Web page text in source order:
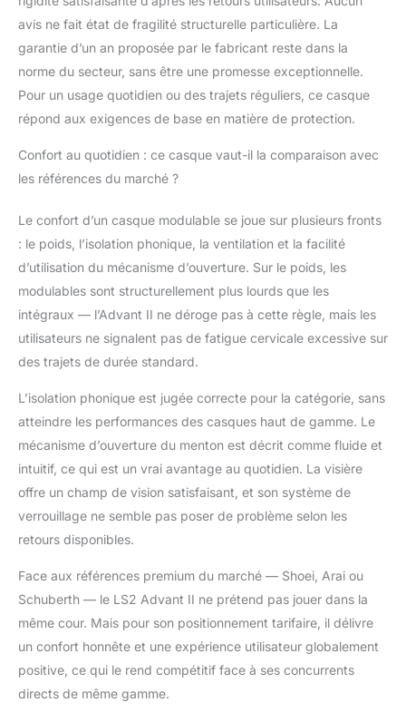
avis ne fait état de fragilité structurelle particulière. La
garantie d’un an proposée par le fabricant reste dans la
norme du secteur, sans être une promesse exceptionnelle.
Pour un usage quotidien ou des trajets réguliers, ce casque
répond aux exigences de base en matière de protection.
Confort au quotidien : ce casque vaut-il la comparaison avec
les références du marché ?
Le confort d’un casque modulable se joue sur plusieurs fronts
: le poids, l’isolation phonique, la ventilation et la facilité
d’utilisation du mécanisme d’ouverture. Sur le poids, les
modulables sont structurellement plus lourds que les
intégraux — l’Advant II ne déroge pas à cette règle, mais les
utilisateurs ne signalent pas de fatigue cervicale excessive sur
des trajets de durée standard.
L’isolation phonique est jugée correcte pour la catégorie, sans
atteindre les performances des casques haut de gamme. Le
mécanisme d’ouverture du menton est décrit comme fluide et
intuitif, ce qui est un vrai avantage au quotidien. La visière
offre un champ de vision satisfaisant, et son système de
verrouillage ne semble pas poser de problème selon les
retours disponibles.
Face aux références premium du marché — Shoei, Arai ou
Schuberth — le LS2 Advant II ne prétend pas jouer dans la
même cour. Mais pour son positionnement tarifaire, il délivre
un confort honnête et une expérience utilisateur globalement
positive, ce qui le rend compétitif face à ses concurrents
directs de même gamme.